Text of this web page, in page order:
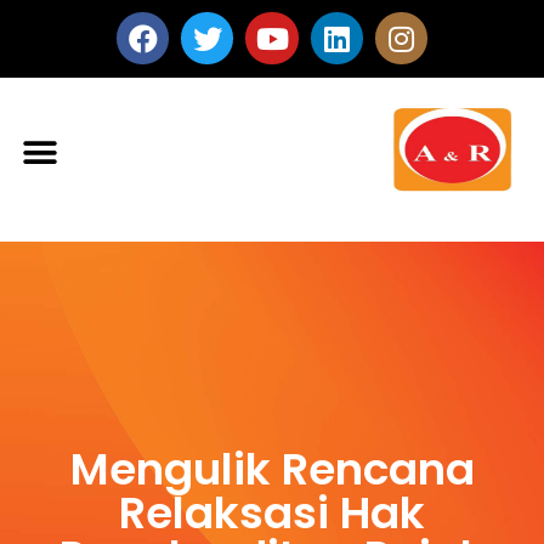
Mengulik Rencana
Relaksasi Hak